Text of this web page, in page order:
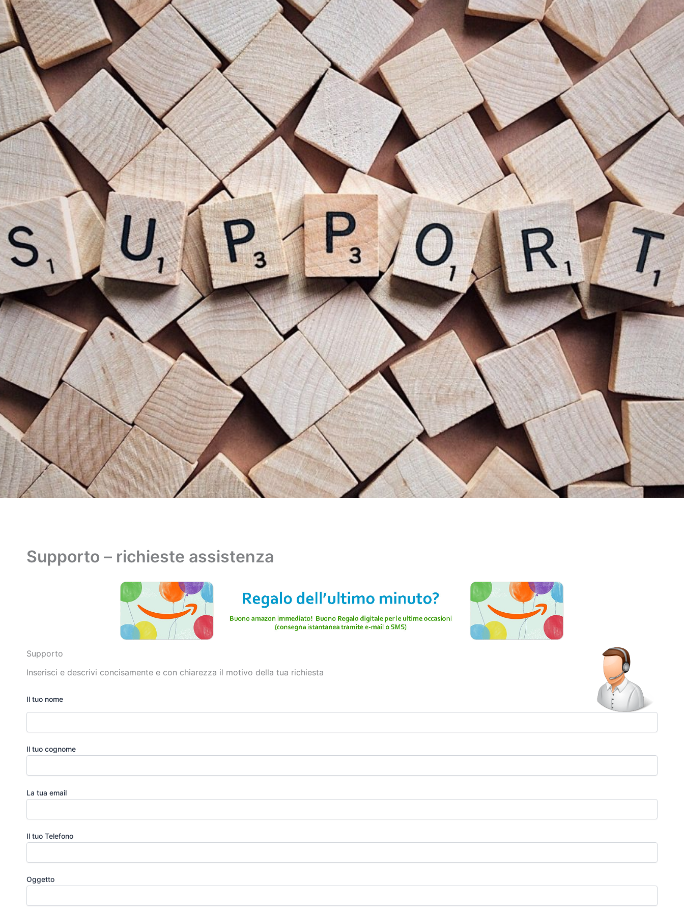
Supporto – richieste assistenza
Supporto
Inserisci e descrivi concisamente e con chiarezza il motivo della tua richiesta
Il tuo nome
Il tuo cognome
La tua email
Il tuo Telefono
Oggetto